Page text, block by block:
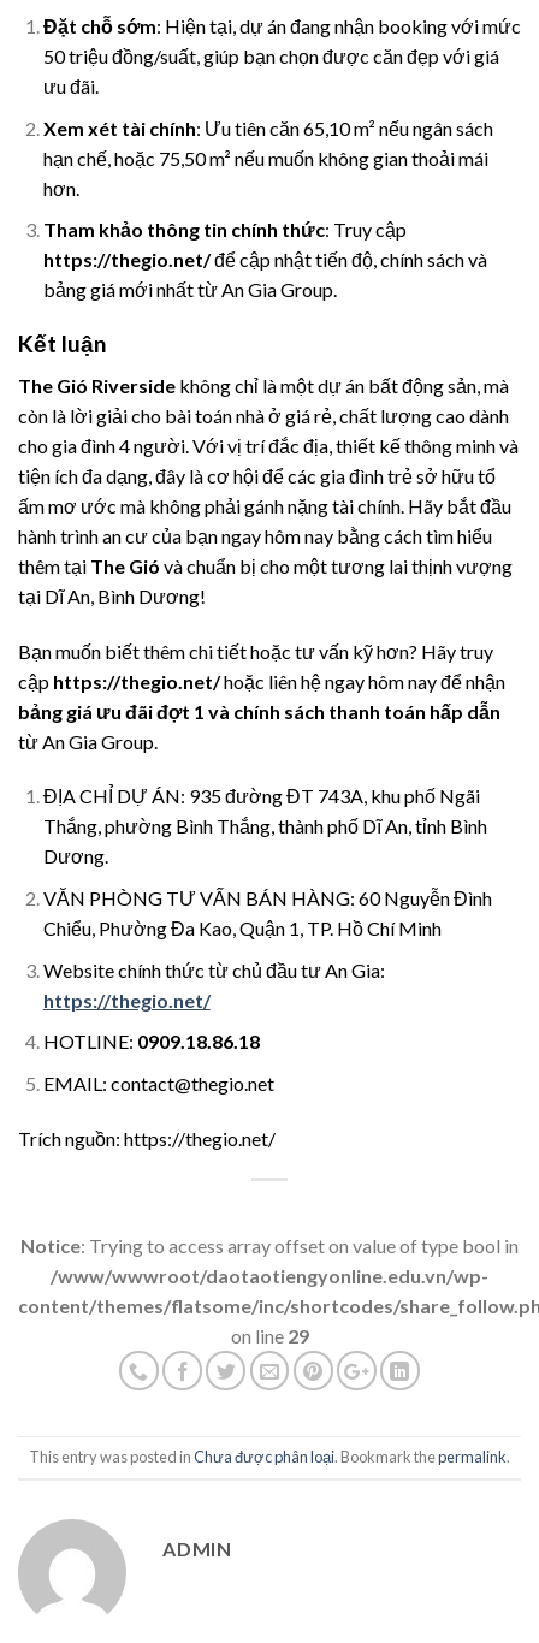
Đặt chỗ sớm: Hiện tại, dự án đang nhận booking với mức
50 triệu đồng/suất, giúp bạn chọn được căn đẹp với giá
ưu đãi.
Xem xét tài chính: Ưu tiên căn 65,10 m² nếu ngân sách
hạn chế, hoặc 75,50 m² nếu muốn không gian thoải mái
hơn.
Tham khảo thông tin chính thức: Truy cập
https://thegio.net/để cập nhật tiến độ, chính sách và
bảng giá mới nhất từ An Gia Group.
Kết luận
The Gió Riverside không chỉ là một dự án bất động sản, mà
còn là lời giải cho bài toán nhà ở giá rẻ, chất lượng cao dành
cho gia đình 4 người. Với vị trí đắc địa, thiết kế thông minh và
tiện ích đa dạng, đây là cơ hội để các gia đình trẻ sở hữu tổ
ấm mơ ước mà không phải gánh nặng tài chính. Hãy bắt đầu
hành trình an cư của bạn ngay hôm nay bằng cách tìm hiểu
thêm tại The Gió và chuẩn bị cho một tương lai thịnh vượng
tại Dĩ An, Bình Dương!
Bạn muốn biết thêm chi tiết hoặc tư vấn kỹ hơn? Hãy truy
cập https://thegio.net/hoặc liên hệ ngay hôm nay để nhận
bảng giá ưu đãi đợt 1 và chính sách thanh toán hấp dẫn
từ An Gia Group.
ĐỊA CHỈ DỰ ÁN: 935 đường ĐT 743A, khu phố Ngãi
Thắng, phường Bình Thắng, thành phố Dĩ An, tỉnh Bình
Dương.
VĂN PHÒNG TƯ VẤN BÁN HÀNG: 60 Nguyễn Đình
Chiểu, Phường Đa Kao, Quận 1, TP. Hồ Chí Minh
Website chính thức từ chủ đầu tư An Gia:
https://thegio.net/
HOTLINE: 0909.18.86.18
EMAIL: contact@thegio.net
Trích nguồn: https://thegio.net/
Notice: Trying to access array offset on value of type bool in
/www/wwwroot/daotaotiengyonline.edu.vn/wp-
content/themes/flatsome/inc/shortcodes/
on line 29
This entry was posted inChưa được phân loại. Bookmark thepermalink.
ADMIN